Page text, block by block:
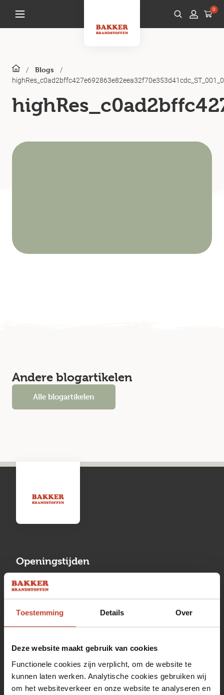
Toestemming Details Over
Deze website maakt gebruik van cookies
Functionele cookies zijn verplicht, om de website te
kunnen laten werken. Analytische cookies gebruiken wij
om het websiteverkeer en onze website te analyseren en
0
/ Blogs
/
Andere blogartikelen
Alle blogartikelen
Openingstijden
Maandag
Dinsdag
08:00 tot 17:00
Woensdag
08:00 tot 17:00
Donderdag
08:00 tot 17:00
Vrijdag
08:00 tot 17:00
Zaterdag
09:30 tot 12:00